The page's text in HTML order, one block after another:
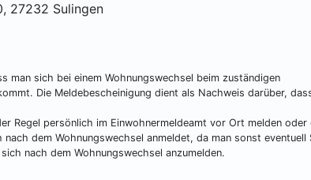
27232 Sulingen
sich bei einem Wohnungswechsel beim zuständigen
Die Meldebescheinigung dient als Nachweis darüber,
Regel persönlich im Einwohnermeldeamt vor Ort melden oder
dem Wohnungswechsel anmeldet, da man sonst eventuell
nach dem Wohnungswechsel anzumelden.